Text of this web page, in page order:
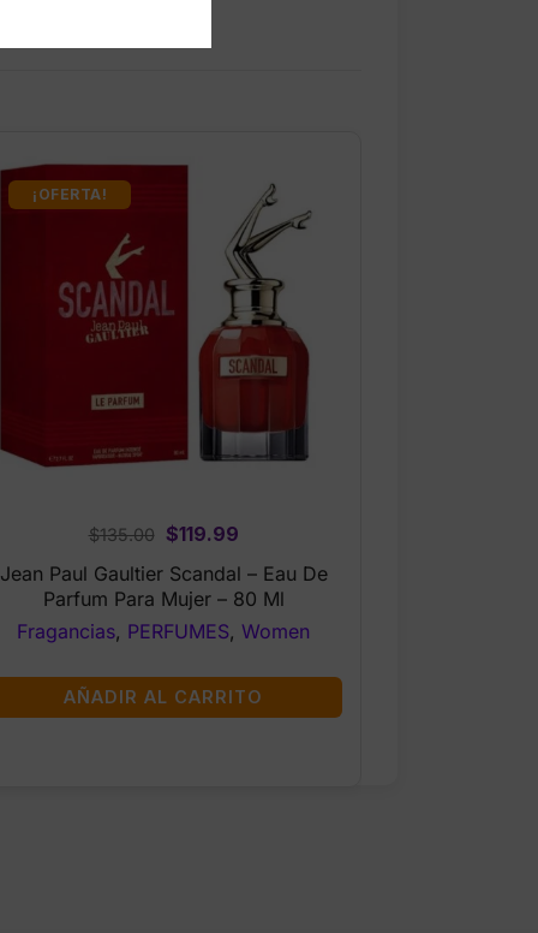
¡OFERTA!
$135.00
Original
price
was:
$135.00.
$119.99Current
price
is:
$119.99.
Jean Paul Gaultier Scandal – Eau De
Parfum Para Mujer – 80 Ml
Fragancias, PERFUMES, Women
AÑADIR AL CARRITO